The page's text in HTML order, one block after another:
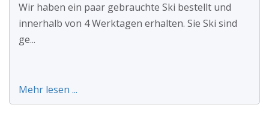
Wir haben ein paar gebrauchte Ski bestellt und
innerhalb von 4 Werktagen erhalten. Sie Ski sind
ge...
Mehr lesen ...